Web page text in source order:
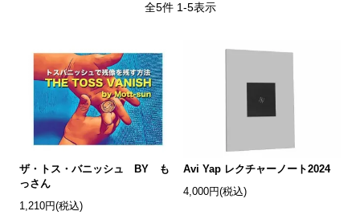
全5件 1-5表示
ザ・トス・バニッシュ BY も
っさん
1,210円(税込)
Avi Yap レクチャーノート2024
4,000円(税込)